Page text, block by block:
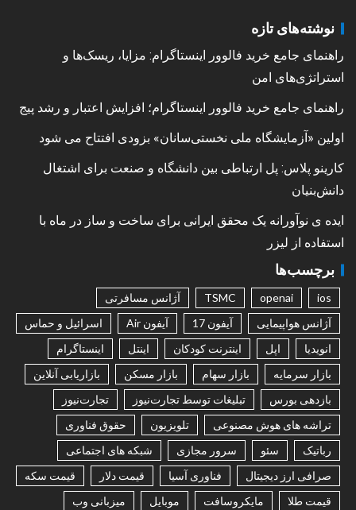
نوشته‌های تازه
راهنمای جامع خرید فالوور اینستاگرام: مزایا، ریسک‌ها و
استراتژی‌های امن
راهنمای جامع خرید فالوور اینستاگرام؛ افزایش اعتبار و رشد پیج
اولین «آزمایشگاه ملی نخستی‌سانان» بزودی افتتاح می شود
کارینو پلاس: پل ارتباطی بین دانشگاه و صنعت برای اشتغال
دانش‌بنیان
ایده ی نوآورانه یک محقق ایرانی برای ساخت و ساز در ماه با
استفاده از لیزر
برچسب‌ها
ios
openai
TSMC
آژانس مسافرتی
آژانس هواپیمایی
آیفون 17 آیفون Air
اسرائیل و حماس
انویدیا
اپل اینترنت کودکان اینتل
اینستاگرام
بازار سرمایه
بازار سهام بازار مسکن
بازاریابی آنلاین
بازدهی بورس
تبلیغات توسط تجارت‌نیوز
تجارت‌نیوز
تراشه های هوش مصنوعی
تلویزیون
حقوق فناوری
رباتیک
سئو سرور مجازی
شبکه های اجتماعی
صرافی ارز دیجیتال
فناوری آسیا قیمت دلار
قیمت سکه
قیمت طلا
مایکروسافت موبایل
میزبانی وب